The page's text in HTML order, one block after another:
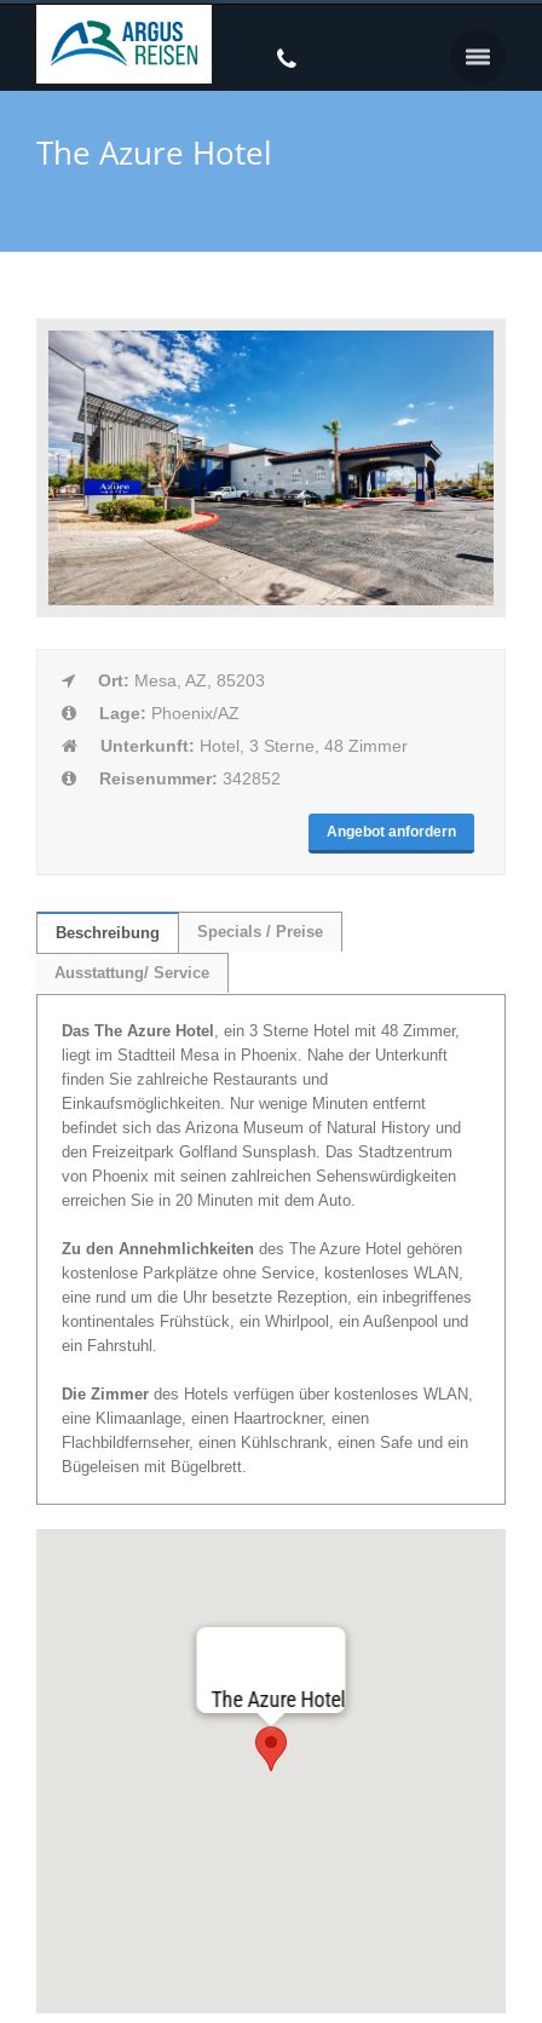
The Azure Hotel
Ort: Mesa, AZ, 85203
Lage: Phoenix/AZ
Unterkunft: Hotel, 3 Sterne, 48 Zimmer
Reisenummer: 342852
Angebot anfordern
Beschreibung Specials / Preise
Ausstattung/ Service
Das The Azure Hotel
, ein 3 Sterne Hotel mit 48 Zimmer,
liegt im Stadtteil Mesa in Phoenix. Nahe der Unterkunft
finden Sie zahlreiche Restaurants und
Einkaufsmöglichkeiten. Nur wenige Minuten entfernt
befindet sich das Arizona Museum of Natural History und
den Freizeitpark Golfland Sunsplash. Das Stadtzentrum
von Phoenix mit seinen zahlreichen Sehenswürdigkeiten
erreichen Sie in 20 Minuten mit dem Auto.
Zu den Annehmlichkeiten des The Azure Hotel gehören
kostenlose Parkplätze ohne Service, kostenloses WLAN,
eine rund um die Uhr besetzte Rezeption, ein inbegriffenes
kontinentales Frühstück, ein Whirlpool, ein Außenpool und
ein Fahrstuhl.
Die Zimmer des Hotels verfügen über kostenloses WLAN,
eine Klimaanlage, einen Haartrockner, einen
Flachbildfernseher, einen Kühlschrank, einen Safe und ein
Bügeleisen mit Bügelbrett.
The Azure Hotel